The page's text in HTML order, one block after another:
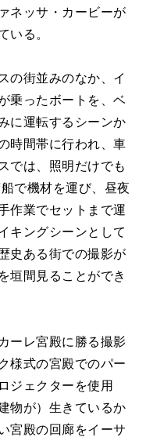
ネッサ・カービーが
る。
の街並みのなか、イ
乗ったボートを、ベ
に運転するシーンか
時間帯に行われ、車
では、照明だけでも
で機材を運び、昼夜
作業でセットまで運
キングシーンとして
史ある街での撮影が
垣間見ることができ
ーレ宮殿に勝る撮影
様式の宮殿でのパー
ジェクターを使用
物が）生きているか
宮殿の回廊をイーサ